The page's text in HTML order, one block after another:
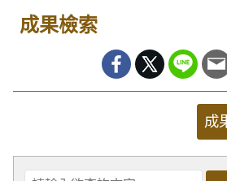
成果檢索
成